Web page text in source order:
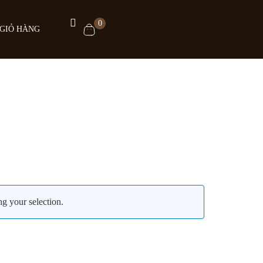
điểm
GIỎ HÀNG
0
your selection.